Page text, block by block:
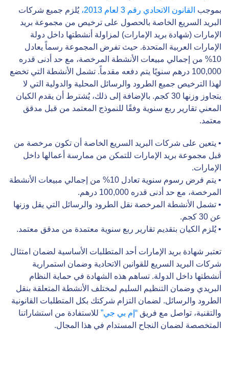
بموجب القانون الاتحادي رقم 3 لعام 2013،
يُلزم جميع شركات
البريد السريع الخاصة بالحصول على ترخيص من مجموعة بريد
الإمارات (شهادة بريد الإمارات) لمزاولة أنشطتها داخل دولة
الإمارات العربية المتحدة. حيث تفرض المجموعة رسماً يعادل
10% من إجمالي مبيعات الأنشطة المرخصة، مع حد أدنى قدره
100,000 درهم سنويًا يتم دفعه مقدماً. تشمل الأنشطة التي تخضع
لهذا الترخيص جميع الطرود والرسائل المحلية والدولية التي لا
يتجاوز وزنها 30 كجم. بالإضافة إلى ذلك، يُشترط أن يقدم الكيان
المعني تقارير ربع سنوية وفقًا للنموذج المعتمد من قبل مدقق
معتمد.
• يتعين على شركات البريد السريع الخاصة أن تكون مرخصة من
قبل مجموعة بريد الإمارات للتمكن من ممارسة أعمالها داخل
الإمارات.
• يتم فرض رسوم سنوية تعادل 10% من إجمالي مبيعات الأنشطة
المرخصة، مع حد أدنى قدره 100,000 درهم.
• تشمل الأنشطة المرخصة نقل الطرود والرسائل التي يقل وزنها
عن 30 كجم.
• يُلزم الكيان بتقديم تقارير ربع سنوية معتمدة من مدقق معتمد.
تعتبر شهادة بريد الإمارات أحد المتطلبات الأساسية لضمان امتثال
شركات البريد السريع للقوانين الاتحادية وضمان استمرارية
أنشطتها داخل الدولة. تساهم هذه الشهادة في حماية النظام
البريدي وضمان التنظيم السليم لمختلف الأنشطة المتعلقة بنقل
الطرود والرسائل. لضمان التزام شركتك بكل المتطلبات القانونية
والتقنية، تواصل مع فريق “إم بي جي” للاستفادة من استشاراتنا
المتخصصة لضمان النجاح المستدام في هذا المجال.